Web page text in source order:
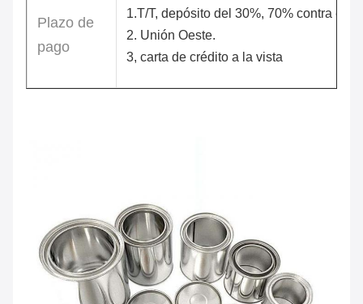
Plazo de
pago
1.T/T, depósito del 30%, 70% contra el
2. Unión Oeste.
3, carta de crédito a la vista